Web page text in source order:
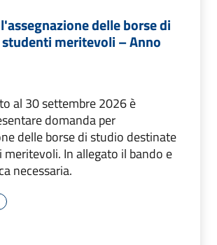
delle borse di
meritevoli – Anno
al 30 settembre 2026 è
domanda per
delle borse di studio destinate
In allegato il bando e
necessaria.